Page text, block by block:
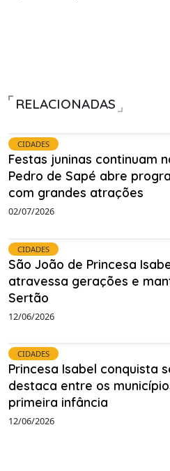
RELACIONADAS
CIDADES
Festas juninas continuam
Pedro de Sapé abre
com grandes atrações
02/07/2026
CIDADES
São João de Princesa
atravessa gerações e
Sertão
12/06/2026
CIDADES
Princesa Isabel conquista
destaca entre os
primeira infância
12/06/2026